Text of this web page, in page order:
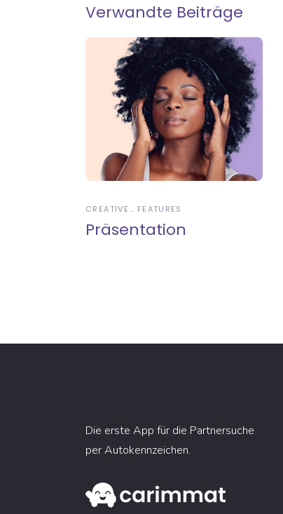
Verwandte Beiträge
CREATIVE FEATURES
Präsentation
Die erste App für die Partnersuche
per Autokennzeichen.